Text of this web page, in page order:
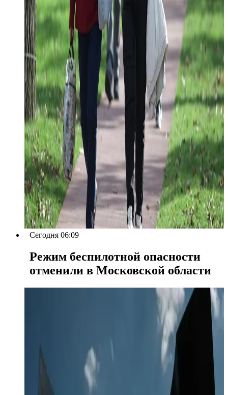
Сегодня 06:09
Режим беспилотной опасности
отменили в Московской области